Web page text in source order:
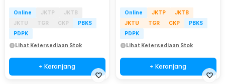
Online JKTP
JKTB
JKTU
TGR CKP
PBKS
PDPK
Lihat Ketersediaan Stok
+ Keranjang
Online JKTP
JKTB
JKTU
TGR CKP
PBKS
PDPK
Lihat Ketersediaan Stok
+ Keranjang